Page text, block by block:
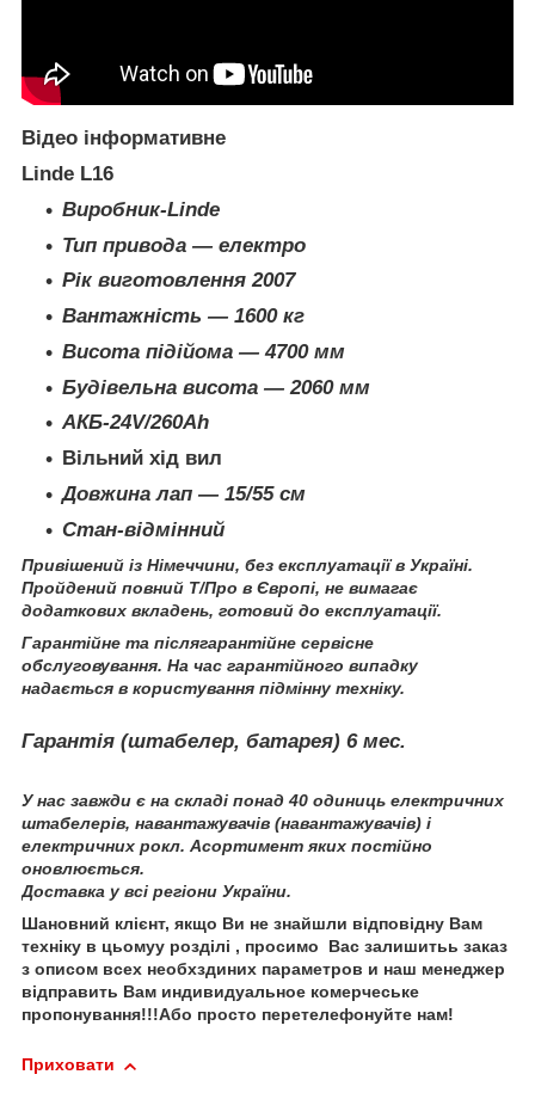
Відео інформативне
Linde L16
Виробник-Linde
Тип привода — електро
Рік виготовлення 2007
Вантажність — 1600 кг
Висота підійома — 4700 мм
Будівельна висота — 2060 мм
АКБ-24V/260Ah
Вільний хід вил
Довжина лап — 15/55 см
Стан-відмінний
Привішений із Німеччини, без експлуатації в Україні.
Пройдений повний Т/Про в Європі, не вимагає
додаткових вкладень, готовий до експлуатації.
Гарантійне та післягарантійне сервісне
обслуговування. На час гарантійного випадку
надається в користування підмінну техніку.
Гарантія (штабелер, батарея) 6 мeс.
У нас завжди є на складі понад 40 одиниць електричних
штабелерів, навантажувачів (навантажувачів) і
електричних рокл. Асортимент яких постійно
оновлюється.
Доставка у всі регіони України.
Шановний клієнт, якщо Ви не знайшли відповідну Вам
техніку в цьомуу розділі , просимо Вас залишитьь заказ
з описом всех необхздиних параметров и наш менеджер
відправить Вам индивидуальное комерчеське
пропонування!!!Або просто перетелефонуйте нам!
Приховати